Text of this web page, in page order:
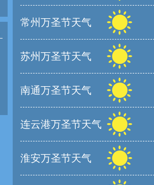
常州万圣节天气
苏州万圣节天气
南通万圣节天气
连云港万圣节天气
淮安万圣节天气